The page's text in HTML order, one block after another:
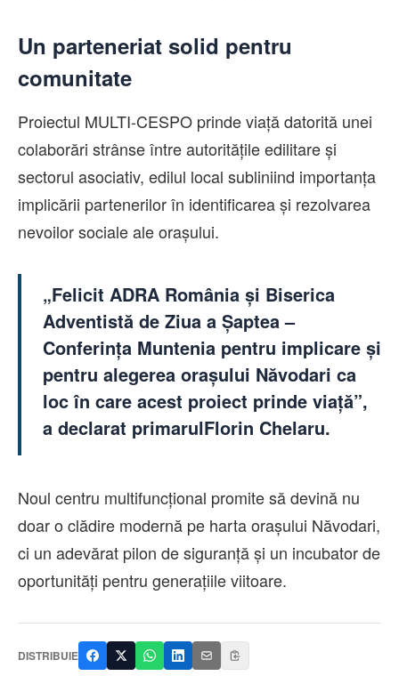
Un parteneriat solid pentru
comunitate
Proiectul MULTI-CESPO prinde viață datorită unei
colaborări strânse între autoritățile edilitare și
sectorul asociativ, edilul local subliniind importanța
implicării partenerilor în identificarea și rezolvarea
nevoilor sociale ale orașului.
„Felicit ADRA România și Biserica
Adventistă de Ziua a Șaptea –
Conferința Muntenia pentru implicare și
pentru alegerea orașului Năvodari ca
loc în care acest proiect prinde viață”,
a declarat primarulFlorin Chelaru.
Noul centru multifuncțional promite să devină nu
doar o clădire modernă pe harta orașului Năvodari,
ci un adevărat pilon de siguranță și un incubator de
oportunități pentru generațiile viitoare.
DISTRIBUIE